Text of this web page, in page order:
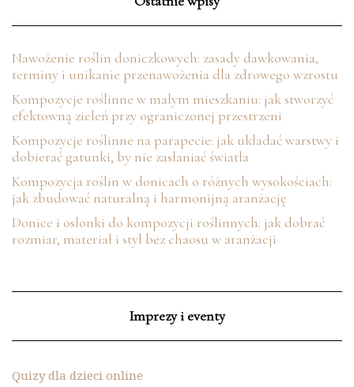
Nawożenie roślin doniczkowych: zasady dawkowania,
terminy i unikanie przenawożenia dla zdrowego wzrostu
Kompozycje roślinne w małym mieszkaniu: jak stworzyć
efektowną zieleń przy ograniczonej przestrzeni
Kompozycje roślinne na parapecie: jak układać warstwy i
dobierać gatunki, by nie zasłaniać światła
Kompozycja roślin w donicach o różnych wysokościach:
jak zbudować naturalną i harmonijną aranżację
Donice i osłonki do kompozycji roślinnych: jak dobrać
rozmiar, materiał i styl bez chaosu w aranżacji
Imprezy i eventy
Quizy dla dzieci online